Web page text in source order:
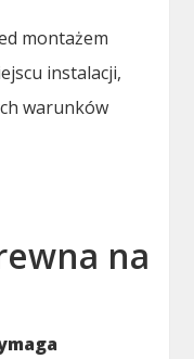
montażem
instalacji,
warunków
na